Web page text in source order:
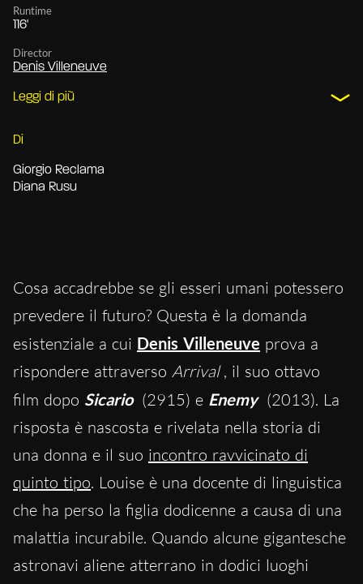
Runtime
116'
Director
Denis Villeneuve
Leggi di più
Di
Giorgio Reclama
Diana Rusu
Cosa accadrebbe se gli esseri umani potessero
prevedere il futuro? Questa è la domanda
esistenziale a cui Denis Villeneuve prova a
rispondere attraverso Arrival , il suo ottavo
film dopo Sicario (2915) e Enemy (2013). La
risposta è nascosta e rivelata nella storia di
una donna e il suo incontro ravvicinato di
quinto tipo. Louise è una docente di linguistica
che ha perso la figlia dodicenne a causa di una
malattia incurabile. Quando alcune gigantesche
astronavi aliene atterrano in dodici luoghi